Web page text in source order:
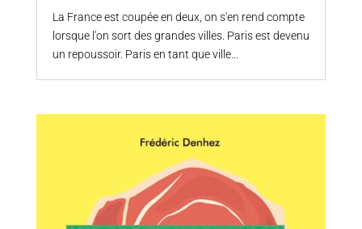
La France est coupée en deux, on s'en rend compte
lorsque l'on sort des grandes villes. Paris est devenu
un repoussoir. Paris en tant que ville...